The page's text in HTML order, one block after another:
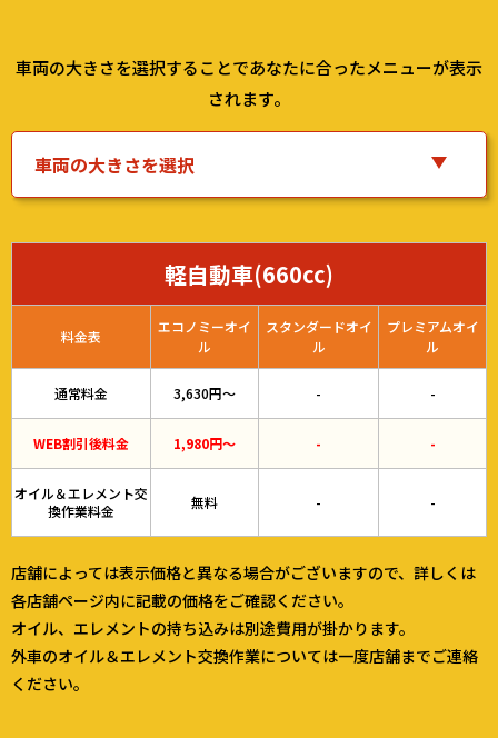
車両の大きさを選択することであなたに合ったメニューが表示
されます。
軽自動車(660cc)
料金表
エコノミーオイ
ル
スタンダードオイ
ル
プレミアムオイ
ル
通常料金 3,630円～ - -
WEB割引後料金 1,980円～ - -
オイル＆エレメント交
換作業料金
無料 - -
店舗によっては表示価格と異なる場合がございますので、詳しくは
各店舗ページ内に記載の価格をご確認ください。
オイル、エレメントの持ち込みは別途費用が掛かります。
外車のオイル＆エレメント交換作業については一度店舗までご連絡
ください。